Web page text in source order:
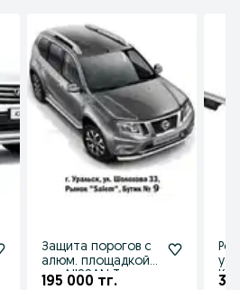
Защита порогов с
алюм. площадкой
для NISSAN Terrano
195 000 тг. 36